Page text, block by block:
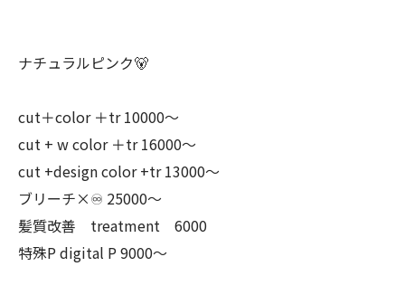
ナチュラルピンク🐻
cut＋color ＋tr 10000〜
cut + w color ＋tr 16000〜
cut +design color +tr 13000〜
ブリーチ×♾ 25000〜
髪質改善 treatment 6000
特殊P digital P 9000〜